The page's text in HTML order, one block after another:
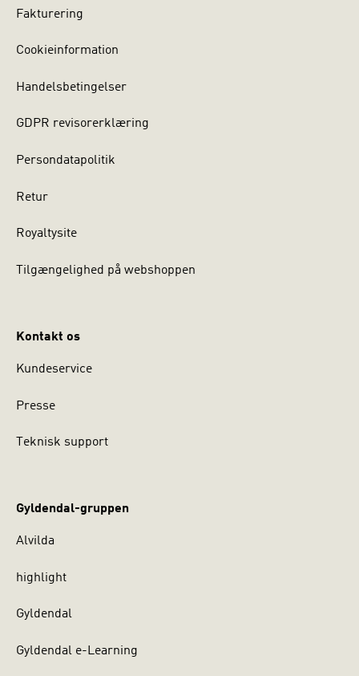
Fakturering
Cookieinformation
Handelsbetingelser
GDPR revisorerklæring
Persondatapolitik
Retur
Royaltysite
Tilgængelighed på webshoppen
Kontakt os
Kundeservice
Presse
Teknisk support
Gyldendal-gruppen
Alvilda
highlight
Gyldendal
Gyldendal e-Learning